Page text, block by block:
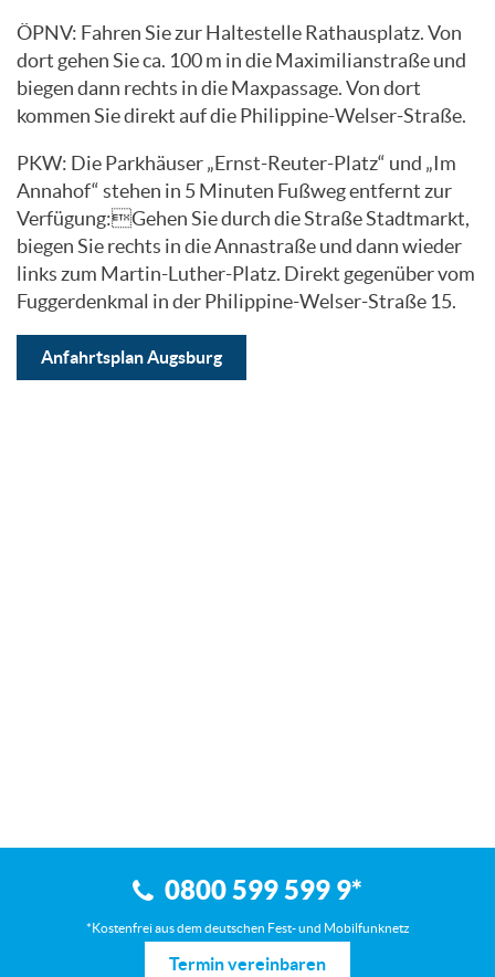
ÖPNV: Fahren Sie zur Haltestelle Rathausplatz. Von
dort gehen Sie ca. 100 m in die Maximilianstraße und
biegen dann rechts in die Maxpassage. Von dort
kommen Sie direkt auf die Philippine-Welser-Straße.
PKW: Die Parkhäuser „Ernst-Reuter-Platz“ und „Im
Annahof“ stehen in 5 Minuten Fußweg entfernt zur
Verfügung:Gehen Sie durch die Straße Stadtmarkt,
biegen Sie rechts in die Annastraße und dann wieder
links zum Martin-Luther-Platz. Direkt gegenüber vom
Fuggerdenkmal in der Philippine-Welser-Straße 15.
Anfahrtsplan Augsburg
0800 599 599 9*
*Kostenfrei aus dem deutschen Fest- und Mobilfunknetz
Termin vereinbaren